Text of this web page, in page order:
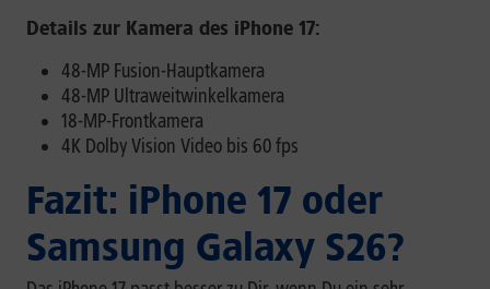
Details zur Kamera des iPhone 17:
48-MP Fusion-Hauptkamera
48-MP Ultraweitwinkelkamera
18-MP-Frontkamera
4K Dolby Vision Video bis 60 fps
Fazit: iPhone 17 oder
Samsung Galaxy S26?